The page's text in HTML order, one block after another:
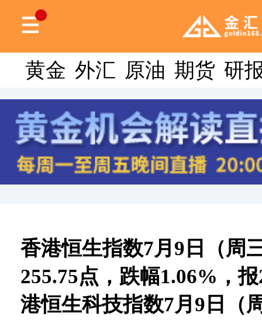
黄金 外汇 原油 期货 研
香港恒生指数7月9日（周
255.75点，跌幅1.06%，
港恒生科技指数7月9日（